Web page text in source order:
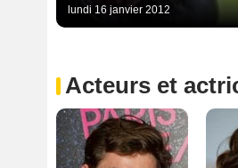
lundi 16 janvier 2012
Acteurs et